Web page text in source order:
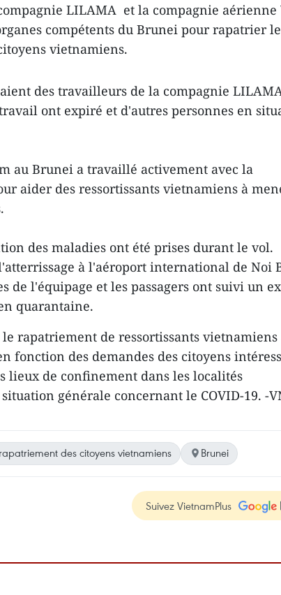
LILAMA et la compagnie aérienne
compétents du Brunei pour rapatrier
vietnamiens.
des travailleurs de la compagnie
ont expiré et d'autres personnes en
au Brunei a travaillé activement avec la
aider des ressortissants vietnamiens à
des maladies ont été prises durant le vol.
à l'aéroport international de Noi
de l'équipage et les passagers ont suivi un
quarantaine.
rapatriement de ressortissants vietnamiens
fonction des demandes des citoyens
lieux de confinement dans les localités
générale concernant le COVID-19. -
des citoyens vietnamiens Brunei
Suivez VietnamPlus